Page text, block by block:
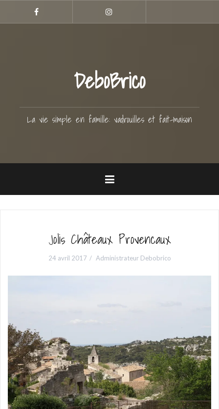
contenu
Facebook
DeboBrico
La vie simple en famille: vadrouilles et fait-maison
Jolis Châteaux Provencaux
24 avril 2017 Administrateur Debobrico